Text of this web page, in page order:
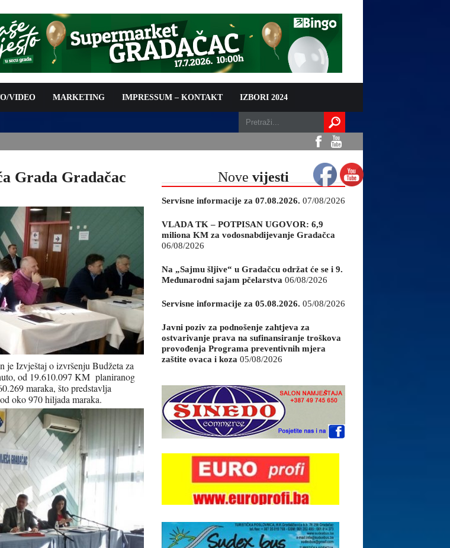
VIDEO MARKETING IMPRESSUM – KONTAKT IZBORI 2024
KM ZA VODOSNABDIJEVANJE
Grada Gradačac
je Izvještaj o izvršenju Budžeta za
od 19.610.097 KM planiranog
maraka, što predstavlja
oko 970 hiljada maraka.
Nove vijesti
Servisne informacije za 07.08.2026. 07/08/2026
VLADA TK – POTPISAN UGOVOR: 6,9
miliona KM za vodosnabdijevanje Gradačca
06/08/2026
Na „Sajmu šljive“ u Gradačcu održat će se i 9.
Međunarodni sajam pčelarstva 06/08/2026
Servisne informacije za 05.08.2026. 05/08/2026
Javni poziv za podnošenje zahtjeva za
ostvarivanje prava na sufinansiranje troškova
provođenja Programa preventivnih mjera
zaštite ovaca i koza 05/08/2026